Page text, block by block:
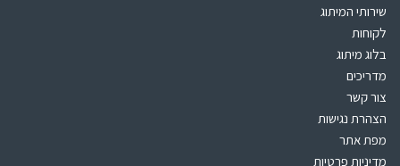
שירותי המיתוג
לקוחות
בלוג מיתוג
מדריכים
צור קשר
הצהרת נגישות
מפת אתר
מדיניות פרטיות